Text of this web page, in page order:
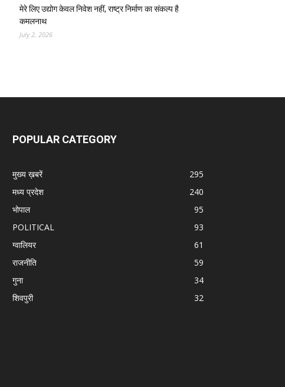
मेरे लिए उद्योग केवल निवेश नहीं, राष्ट्र निर्माण का संकल्प है
कमलनाथ
July 2, 2026
POPULAR CATEGORY
मुख्य ख़बरें
295
मध्य प्रदेश
240
भोपाल
95
POLITICAL
93
ग्वालियर
61
राजनीति
59
गुना
34
शिवपुरी
32